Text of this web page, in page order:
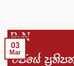
03
Mar